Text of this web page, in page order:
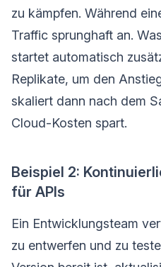
zu kämpfen. Während
Traffic sprunghaft an.
startet automatisch
Replikate, um den
skaliert dann nach dem
Cloud-Kosten spart.
Beispiel 2:
für APIs
Ein Entwicklungsteam
zu entwerfen und zu